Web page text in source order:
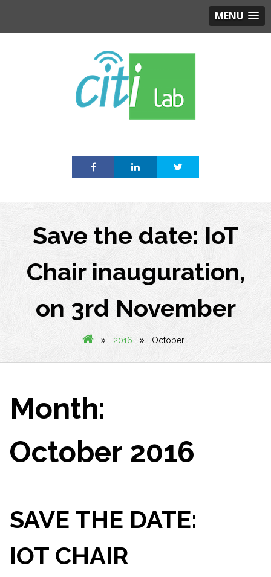
MENU
Save the date: IoT
Chair inauguration,
on 3rd November
» 2016 » October
Month:
October 2016
SAVE THE DATE:
IOT CHAIR